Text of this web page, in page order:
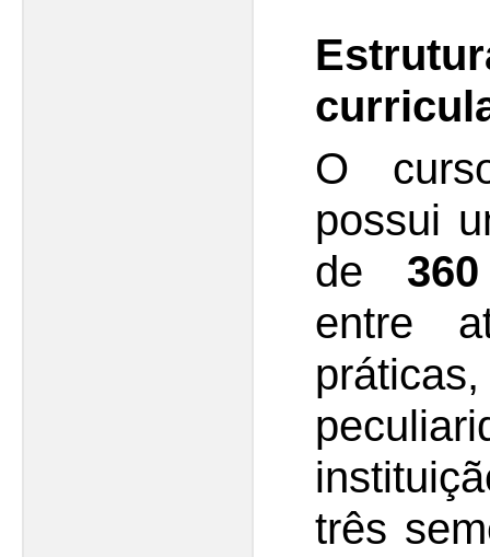
O
possui
de
entre
três